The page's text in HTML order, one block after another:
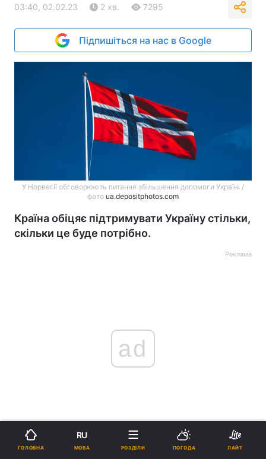
03:40, 02.02.23 2 хв. 7295
Підпишіться на нас в Google
У Норвегії обговорюють питання збільшення допомоги Україні /
фото ua.depositphotos.com
Країна обіцяє підтримувати Україну стільки,
скільки це буде потрібно.
Реклама
ad
Уряд Норвегіїрозглядає можливість передачі
Україні броньованої багатоцільової машини CV90
ГОЛОВНА
RU
МОВА РОЗДІЛИ ПОГОДА ЛАЙТ